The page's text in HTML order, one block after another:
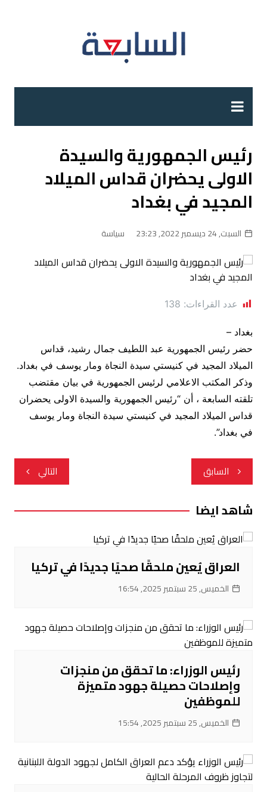
رئيس الجمهورية والسيدة
الاولى يحضران قداس الميلاد
المجيد في بغداد
السبت, 24 ديسمبر 2022, 23:23 سياسة
عدد القراءات: 138
بغداد –
حضر رئيس الجمهورية عبد اللطيف جمال رشيد، قداس
الميلاد المجيد في كنيستي سيدة النجاة ومار يوسف في بغداد.
وذكر المكتب الاعلامي لرئيس الجمهورية في بيان مقتضب
تلقته السابعة ، أن “رئيس الجمهورية والسيدة الاولى يحضران
قداس الميلاد المجيد في كنيستي سيدة النجاة ومار يوسف
في بغداد”.
تصفّح
المقالات
السابق التالي
شاهد ايضا
العراق يُعين ملحقًا صحيًا جديدًا في تركيا
الخميس, 25 سبتمبر 2025, 16:54
رئيس الوزراء: ما تحقق من منجزات
وإصلاحات حصيلة جهود متميزة
للموظفين
الخميس, 25 سبتمبر 2025, 15:54